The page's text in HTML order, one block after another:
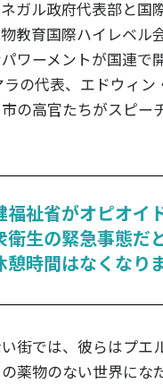
ガル政府代表部と国
教育国際ハイレベル
ワーメントが国連で
の代表、エドウィン
の高官たちがスピー
福祉省がオピオイ
衛生の緊急事態だ
憩時間はなくなり
街では、彼らはプエ
薬物のない世界にな